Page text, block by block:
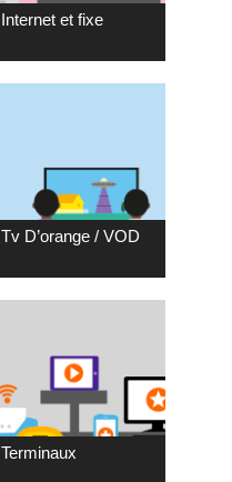
Internet et fixe
Tv D’orange / VOD
Terminaux